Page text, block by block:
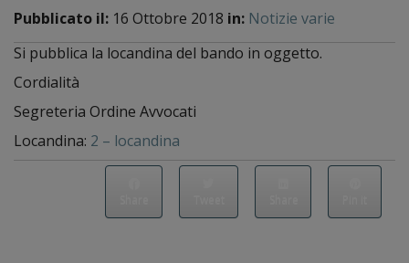
Pubblicato il: 16 Ottobre 2018 in: Notizie varie
Si pubblica la locandina del bando in oggetto.
Cordialità
Segreteria Ordine Avvocati
Locandina: 2 – locandina